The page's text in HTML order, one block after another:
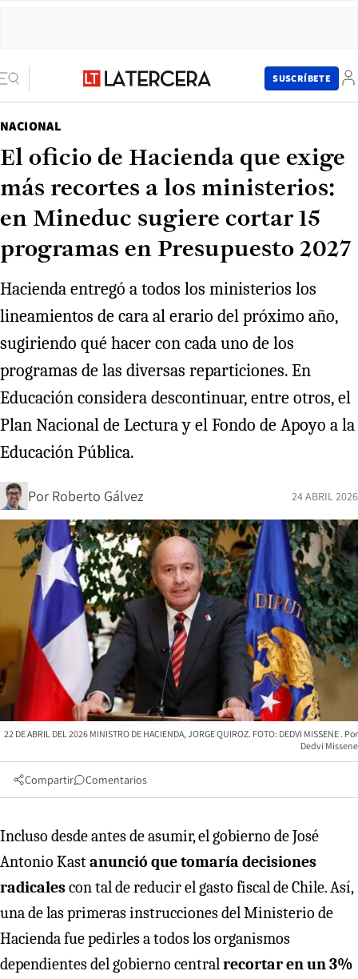
SUSCRÍBETE
NACIONAL
El oficio de Hacienda que exige
más recortes a los ministerios:
en Mineduc sugiere cortar 15
programas en Presupuesto 2027
Hacienda entregó a todos los ministerios los
lineamientos de cara al erario del próximo año,
sugiriendo qué hacer con cada uno de los
programas de las diversas reparticiones. En
Educación considera descontinuar, entre otros, el
Plan Nacional de Lectura y el Fondo de Apoyo a la
Educación Pública.
Por Roberto Gálvez 24 ABRIL 2026
22 DE ABRIL DEL 2026 MINISTRO DE HACIENDA, JORGE QUIROZ. FOTO: DEDVI MISSENE
Dedvi Missene
Compartir Comentarios
Incluso desde antes de asumir, el gobierno de José
Antonio Kastanunció que tomaría decisiones
radicalescon tal de reducir el gasto fiscal de Chile. Así,
una de las primeras instrucciones del Ministerio de
Hacienda fue pedirles a todos los organismos
dependientes del gobierno centralrecortar en un 3%